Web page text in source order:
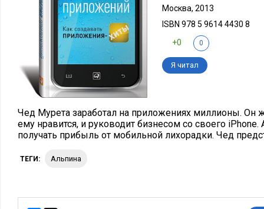
Москва, 2013
ISBN 978 5 9614 4430 8
+0
0
Я читал
Чед Мурета заработал на приложениях миллионы. Он
ему нравится, и руководит бизнесом со своего iPhone.
получать прибыль от мобильной лихорадки. Чед
ТЕГИ: Альпина